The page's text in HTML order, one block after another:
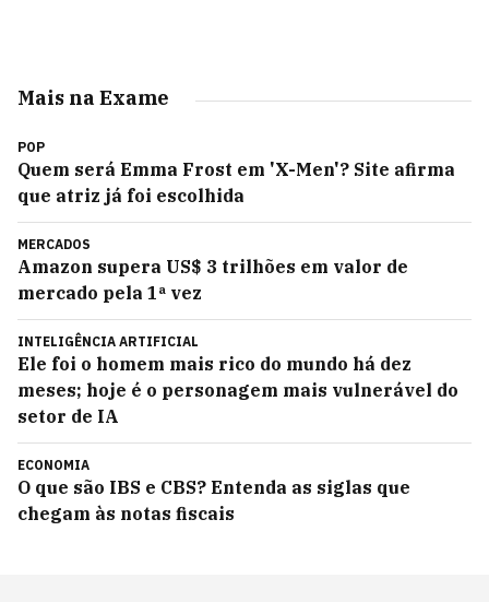
Mais na Exame
POP
Quem será Emma Frost em 'X-Men'? Site afirma
que atriz já foi escolhida
MERCADOS
Amazon supera US$ 3 trilhões em valor de
mercado pela 1ª vez
INTELIGÊNCIA ARTIFICIAL
Ele foi o homem mais rico do mundo há dez
meses; hoje é o personagem mais vulnerável do
setor de IA
ECONOMIA
O que são IBS e CBS? Entenda as siglas que
chegam às notas fiscais